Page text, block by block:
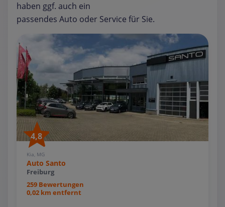
haben ggf. auch ein
passendes Auto oder Service für Sie.
4,8
Kia, MG
Auto Santo
Freiburg
259 Bewertungen
0,02 km entfernt